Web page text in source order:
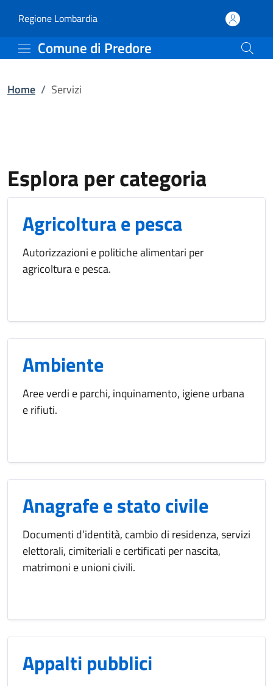
Servizi | Comune di
Regione Lombardia(apre in un'altra scheda).
Comune di Predore
Home / Servizi
Esplora per categoria
Agricoltura e pesca
Autorizzazioni e politiche alimentari per
agricoltura e pesca.
Ambiente
Aree verdi e parchi, inquinamento, igiene urbana
e rifiuti.
Anagrafe e stato civile
Documenti d’identità, cambio di residenza, servizi
elettorali, cimiteriali e certificati per nascita,
matrimoni e unioni civili.
Appalti pubblici